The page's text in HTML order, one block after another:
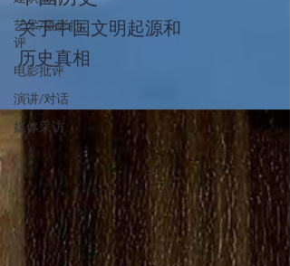
艺术/摄影批
评
电影批评
演讲/对话
媒体采访
关于中国文明起源和
历史真相